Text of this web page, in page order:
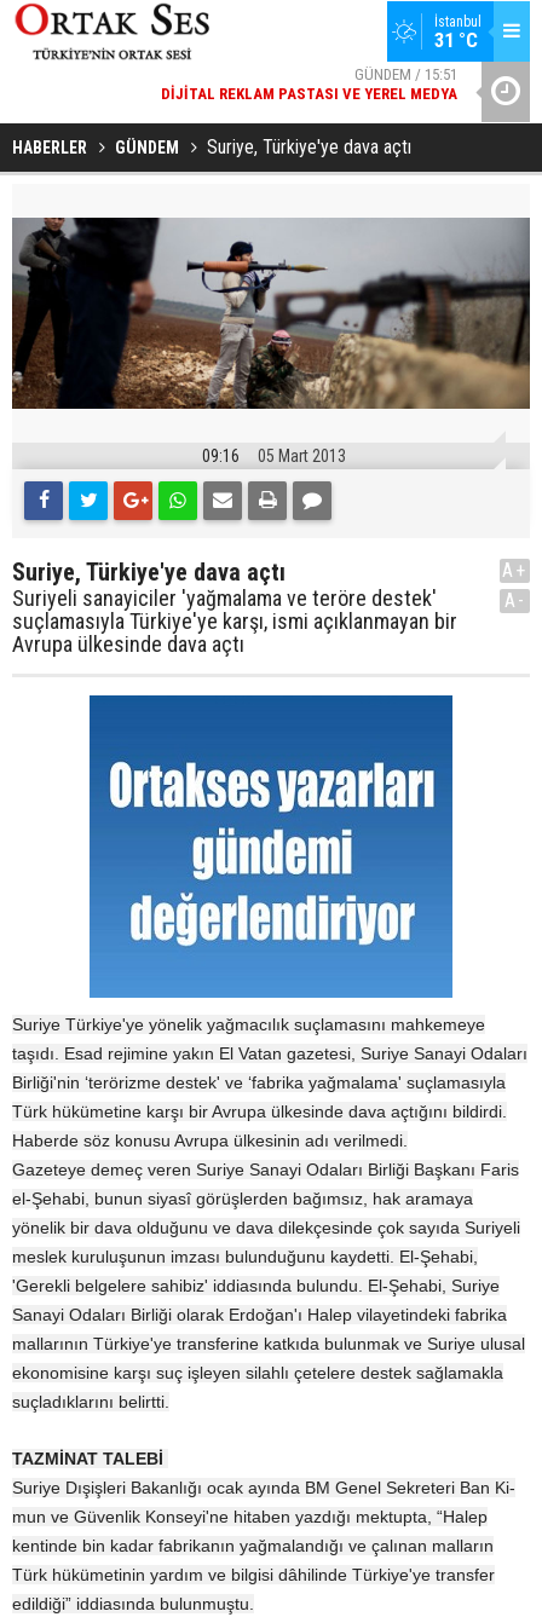
İstanbul
31 °C
GÜNDEM / 15:51
DIJITAL REKLAM PASTASI VE YEREL MEDYA
SPOR / 14:20
HABERLER GÜNDEM Suriye, Türkiye'ye dava açtı
09:16 05 Mart 2013
Suriye, Türkiye'ye dava açtı
Suriyeli sanayiciler 'yağmalama ve teröre destek'
suçlamasıyla Türkiye'ye karşı, ismi açıklanmayan bir
Avrupa ülkesinde dava açtı
A+
A-
Suriye Türkiye'ye yönelik yağmacılık suçlamasını mahkemeye
taşıdı. Esad rejimine yakın El Vatan gazetesi, Suriye Sanayi Odaları
Birliği'nin ‘terörizme destek' ve ‘fabrika yağmalama' suçlamasıyla
Türk hükümetine karşı bir Avrupa ülkesinde dava açtığını bildirdi.
Haberde söz konusu Avrupa ülkesinin adı verilmedi.
Gazeteye demeç veren Suriye Sanayi Odaları Birliği Başkanı Faris
el-Şehabi, bunun siyasî görüşlerden bağımsız, hak aramaya
yönelik bir dava olduğunu ve dava dilekçesinde çok sayıda Suriyeli
meslek kuruluşunun imzası bulunduğunu kaydetti. El-Şehabi,
'Gerekli belgelere sahibiz' iddiasında bulundu. El-Şehabi, Suriye
Sanayi Odaları Birliği olarak Erdoğan'ı Halep vilayetindeki fabrika
mallarının Türkiye'ye transferine katkıda bulunmak ve Suriye ulusal
ekonomisine karşı suç işleyen silahlı çetelere destek sağlamakla
suçladıklarını belirtti.
TAZMİNAT TALEBİ
Suriye Dışişleri Bakanlığı ocak ayında BM Genel Sekreteri Ban Ki-
mun ve Güvenlik Konseyi'ne hitaben yazdığı mektupta, “Halep
kentinde bin kadar fabrikanın yağmalandığı ve çalınan malların
Türk hükümetinin yardım ve bilgisi dâhilinde Türkiye'ye transfer
edildiği” iddiasında bulunmuştu.